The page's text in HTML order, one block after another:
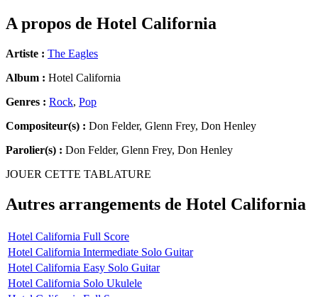
A propos de Hotel California
Artiste : The Eagles
Album : Hotel California
Genres : Rock, Pop
Compositeur(s) : Don Felder, Glenn Frey, Don Henley
Parolier(s) : Don Felder, Glenn Frey, Don Henley
JOUER CETTE TABLATURE
Autres arrangements de Hotel California
Hotel California Full Score
Hotel California Intermediate Solo Guitar
Hotel California Easy Solo Guitar
Hotel California Solo Ukulele